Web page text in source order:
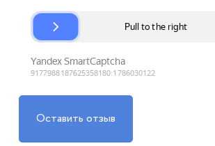
Оставить отзыв